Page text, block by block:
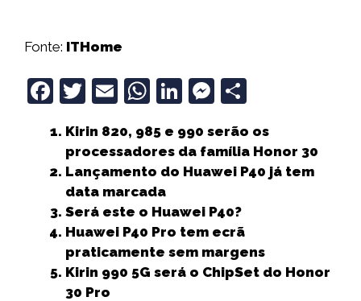
Fonte: ITHome
F
c
e
b
o
o
k
T
it
t
e
r
E
ai
l
W
a
ts
A
p
p
Li
k
e
n
M
ss
e
g
e
r
a
r
Kirin 820, 985 e 990 serão os
processadores da família Honor 30
Lançamento do Huawei P40 já tem
data marcada
Será este o Huawei P40?
Huawei P40 Pro tem ecrã
praticamente sem margens
Kirin 990 5G será o ChipSet do Honor
30 Pro